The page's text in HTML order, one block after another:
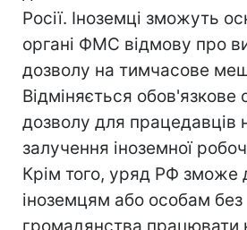
Росії. Іноземці зможуть
органі ФМС відмову про
дозволу на тимчасове
Відміняється
дозволу для працедавців
залучення іноземної
Крім того, уряд РФ зможе
іноземцям або особам без